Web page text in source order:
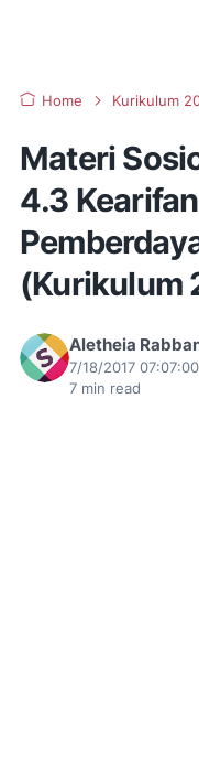
Home Kurikulum
Materi
4.3
(Kurikulum
Aletheia
7/18/2017
7 min read